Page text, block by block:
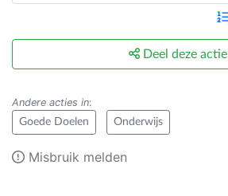
Deel deze actie
Andere acties in:
Goede Doelen Onderwijs
Misbruik melden